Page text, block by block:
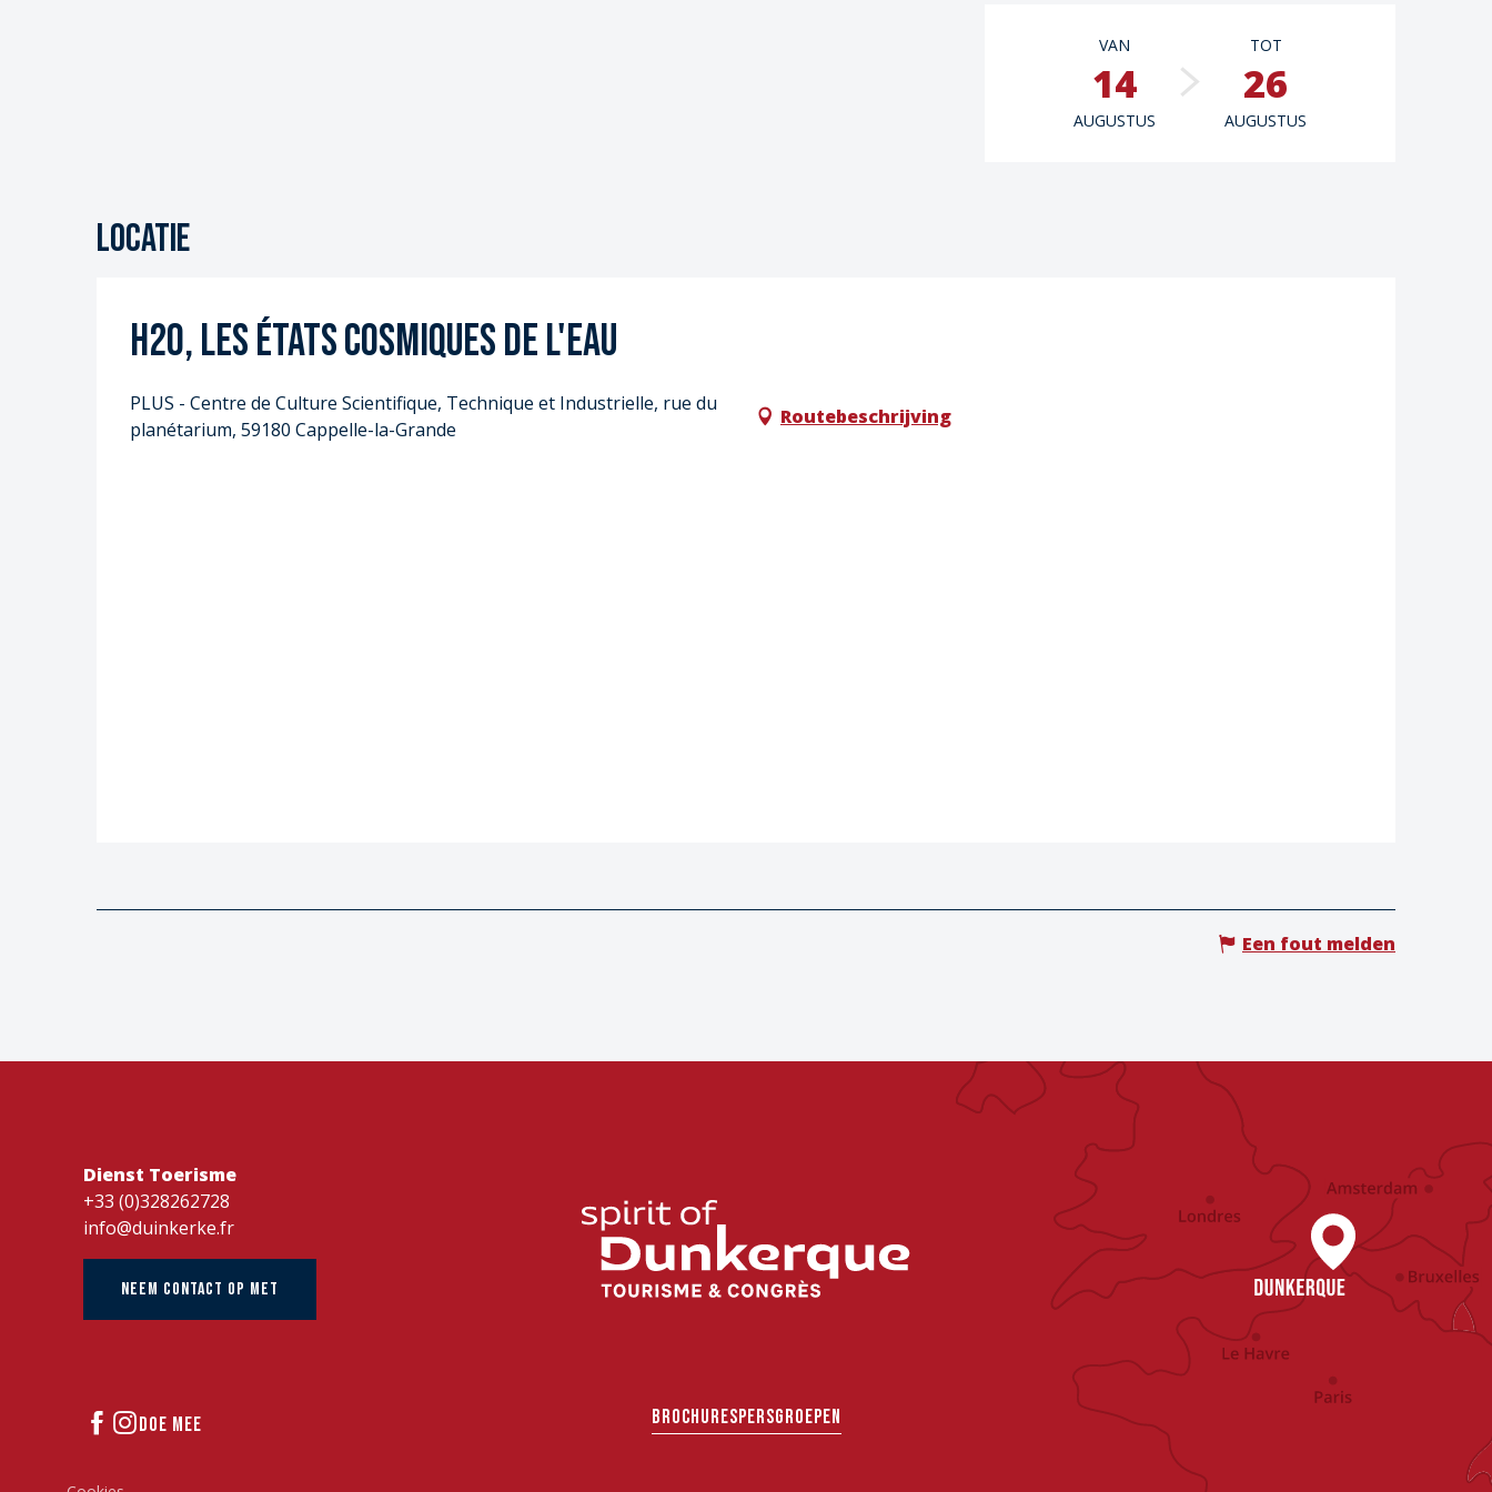
Openingstijden en
VAN
14
AUGUSTUS
TOT
26
AUGUSTUS
Locatie
H2O, les états cosmiques de l'eau
PLUS - Centre de Culture Scientifique, Technique et Industrielle, rue du
planétarium, 59180 Cappelle-la-Grande
Routebeschrijving
Een fout melden
Dienst Toerisme
+33 (0)328262728
info@duinkerke.fr
NEEM CONTACT OP MET
DOE MEE BROCHURESPERSGROEPEN